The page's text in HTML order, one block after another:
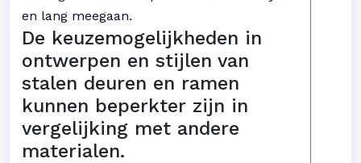
en lang meegaan.
De keuzemogelijkheden in
ontwerpen en stijlen van
stalen deuren en ramen
kunnen beperkter zijn in
vergelijking met andere
materialen.